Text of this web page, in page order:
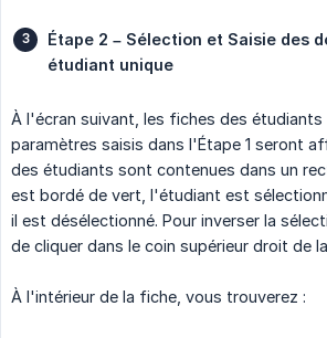
Étape 2 – Sélection et Saisie des
étudiant unique
À l'écran suivant, les fiches des
paramètres saisis dans l'Étape 1 seront
des étudiants sont contenues dans un
est bordé de vert, l'étudiant est
il est désélectionné. Pour inverser la
de cliquer dans le coin supérieur droit de
À l'intérieur de la fiche, vous trouverez :